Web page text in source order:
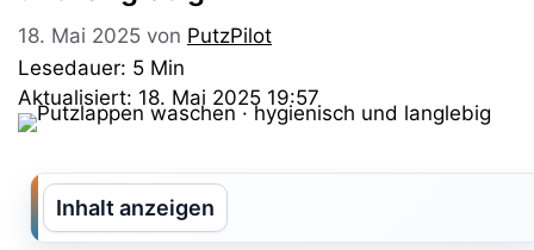
18. Mai 2025 von PutzPilot
Lesedauer: 5 Min
Aktualisiert: 18. Mai 2025 19:57
Inhalt anzeigen